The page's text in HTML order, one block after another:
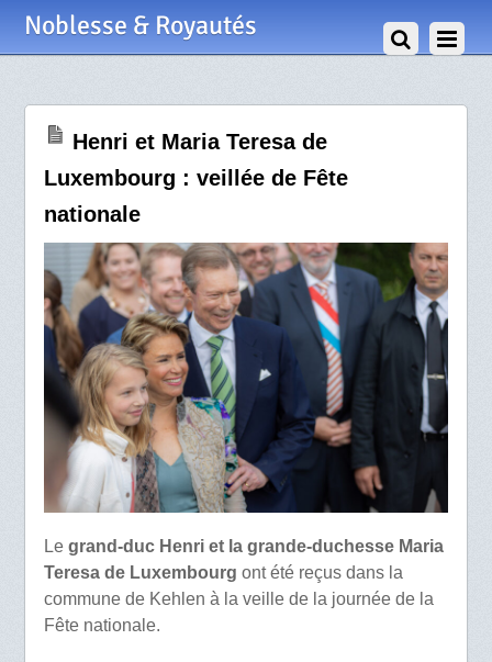
Noblesse & Royautés
Henri et Maria Teresa de
Luxembourg : veillée de Fête
nationale
Legrand-duc Henri et la grande-duchesse Maria
Teresa de Luxembourg ont été reçus dans la
commune de Kehlen à la veille de la journée de la
Fête nationale.